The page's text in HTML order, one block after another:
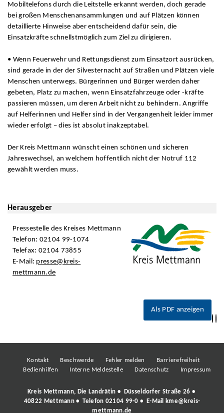
Mobiltelefons durch die Leitstelle erkannt werden, doch gerade
bei großen Menschenansammlungen und auf Plätzen können
detaillierte Hinweise aber entscheidend dafür sein, die
Einsatzkräfte schnellstmöglich zum Ziel zu dirigieren.
• Wenn Feuerwehr und Rettungsdienst zum Einsatzort ausrücken,
sind gerade in der der Silvesternacht auf Straßen und Plätzen viele
Menschen unterwegs. Bürgerinnen und Bürger werden daher
gebeten, Platz zu machen, wenn Einsatzfahrzeuge oder -kräfte
passieren müssen, um deren Arbeit nicht zu behindern. Angriffe
auf Helferinnen und Helfer sind in der Vergangenheit leider immer
wieder erfolgt – dies ist absolut inakzeptabel.
Der Kreis Mettmann wünscht einen schönen und sicheren
Jahreswechsel, an welchem hoffentlich nicht der Notruf 112
gewählt werden muss.
Herausgeber
Pressestelle des Kreises Mettmann
Telefon: 02104 99-1074
Telefax: 02104 73855
E-Mail: presse@kreis-
mettmann.de
Als PDF anzeigen
Kontakt Beschwerde Fehler melden
Barrierefreiheit
Bedienhilfen
Interne Meldestelle Datenschutz Impressum
Kreis Mettmann, Die Landrätin • Düsseldorfer Straße 26 •
40822 Mettmann • Telefon 02104 99-0 • E-Mail
kme@kreis-
mettmann.de